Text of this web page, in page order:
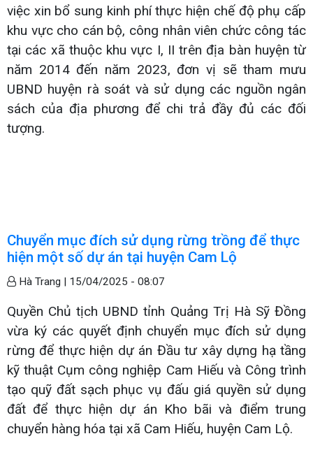
việc xin bổ sung kinh phí thực hiện chế độ phụ cấp
khu vực cho cán bộ, công nhân viên chức công tác
tại các xã thuộc khu vực I, II trên địa bàn huyện từ
năm 2014 đến năm 2023, đơn vị sẽ tham mưu
UBND huyện rà soát và sử dụng các nguồn ngân
sách của địa phương để chi trả đầy đủ các đối
tượng.
Chuyển mục đích sử dụng rừng trồng để thực
hiện một số dự án tại huyện Cam Lộ
Hà Trang | 15/04/2025 - 08:07
Quyền Chủ tịch UBND tỉnh Quảng Trị Hà Sỹ Đồng
vừa ký các quyết định chuyển mục đích sử dụng
rừng để thực hiện dự án Đầu tư xây dựng hạ tầng
kỹ thuật Cụm công nghiệp Cam Hiếu và Công trình
tạo quỹ đất sạch phục vụ đấu giá quyền sử dụng
đất để thực hiện dự án Kho bãi và điểm trung
chuyển hàng hóa tại xã Cam Hiếu, huyện Cam Lộ.